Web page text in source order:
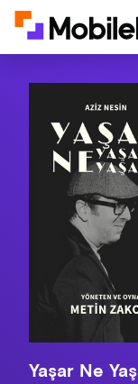
Yaşar Ne